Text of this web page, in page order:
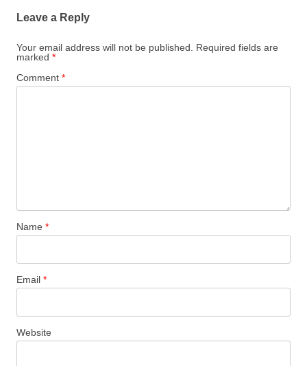
Leave a Reply
Your email address will not be published.
Required fields are
marked *
Comment *
Name *
Email *
Website